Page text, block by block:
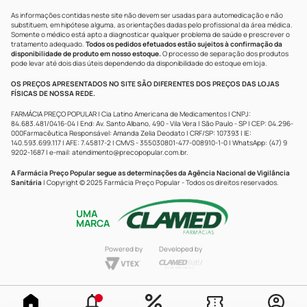
As informações contidas neste site não devem ser usadas para automedicação e não
substituem, em hipótese alguma, as orientações dadas pelo profissional da área médica.
Somente o médico está apto a diagnosticar qualquer problema de saúde e prescrever o
tratamento adequado. Todos os pedidos efetuados estão sujeitos à confirmação da
disponibilidade de produto em nosso estoque.O processo de separação dos produtos
pode levar até dois dias úteis dependendo da disponibilidade do estoque em loja.
OS PREÇOS APRESENTADOS NO SITE SÃO DIFERENTES DOS PREÇOS DAS LOJAS
FÍSICAS DE NOSSA REDE.
FARMÁCIA PREÇO POPULAR | Cia Latino Americana de Medicamentos | CNPJ:
84.683.481/0416-04 | End: Av. Santo Albano, 490 - Vila Vera | São Paulo - SP | CEP: 04.296-
000Farmacêutica Responsável: Amanda Zelia Deodato | CRF/SP: 107393 | IE:
140.593.699.117 | AFE: 7.45817-2 | CMVS - 355030801-477-008910-1-0 | WhatsApp: (47) 9
9202-1687 | e-mail: atendimento@precopopular.com.br.
A Farmácia Preço Popular segue as determinações da Agência Nacional de Vigilância
Sanitária | Copyright © 2025 Farmácia Preço Popular - Todos os direitos reservados.
UMA
MARCA
Powered by Developed by